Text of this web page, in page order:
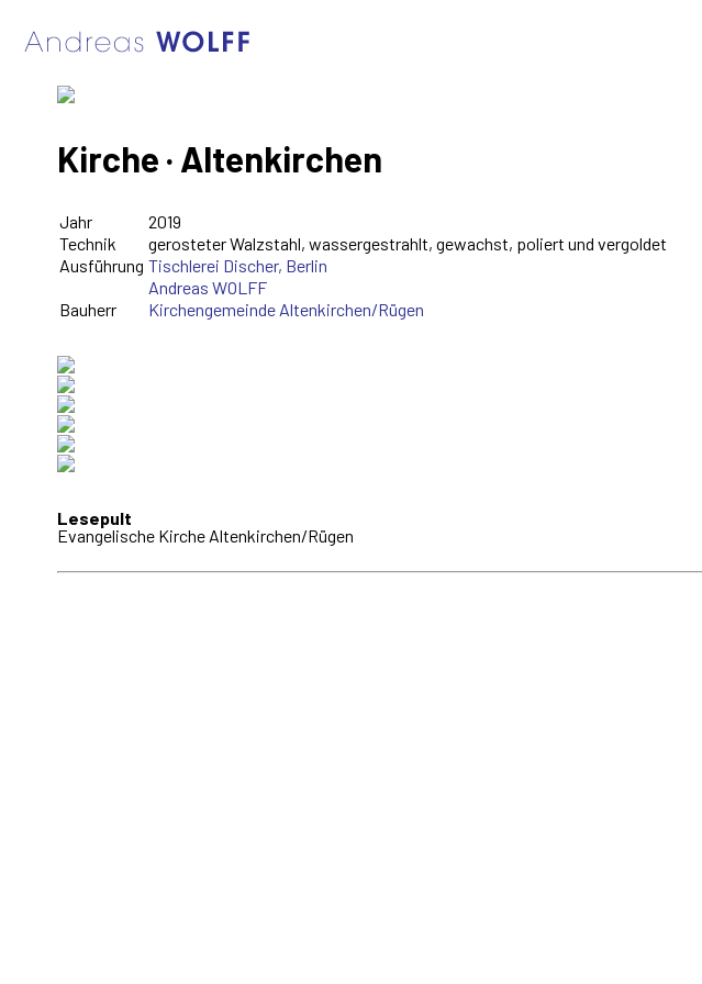
Kirche · Altenkirchen
Jahr
2019
Technik
gerosteter Walzstahl, wassergestrahlt, gewachst, poliert und vergoldet
Ausführung Tischlerei Discher, Berlin
Andreas WOLFF
Bauherr
Kirchengemeinde Altenkirchen/Rügen
Lesepult
Evangelische Kirche Altenkirchen/Rügen